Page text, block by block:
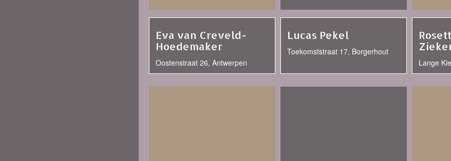
Eva van Creveld-
Hoedemaker
Oostenstraat 26, Antwerpen
Lucas Pekel
Toekomststraat 17, Borgerhout
Lange